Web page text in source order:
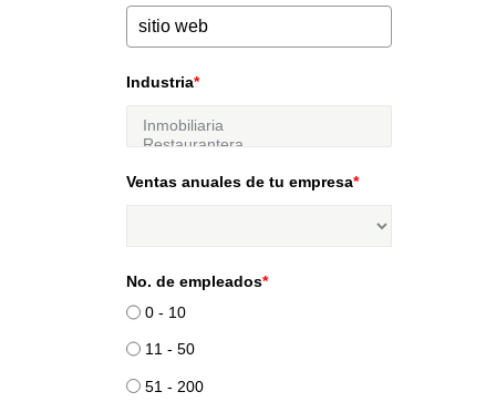
Industria*
Ventas anuales de tu empresa*
No. de empleados*
0 - 10
11 - 50
51 - 200